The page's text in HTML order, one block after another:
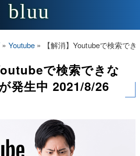
bluu
» Youtube » 【解消】Youtubeで検索で
で検索できな
発生中 2021/8/26